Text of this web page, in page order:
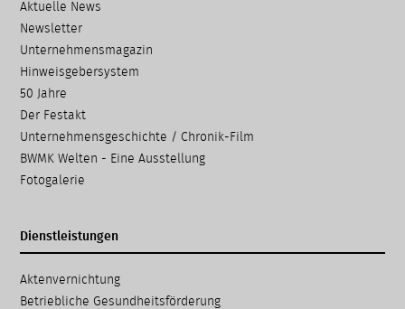
Aktuelle News
Newsletter
Unternehmensmagazin
Hinweisgebersystem
50 Jahre
Der Festakt
Unternehmensgeschichte / Chronik-Film
BWMK Welten - Eine Ausstellung
Fotogalerie
Dienstleistungen
Navigation
überspringen
Aktenvernichtung
Betriebliche Gesundheits­förderung